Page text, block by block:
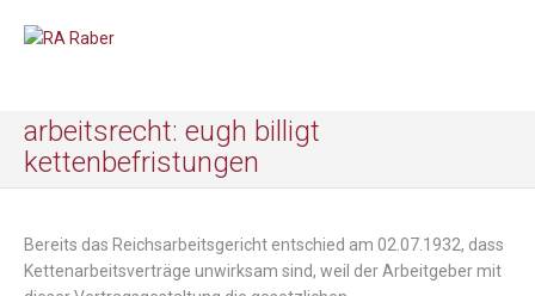
arbeitsrecht: eugh billigt
kettenbefristungen
Bereits das Reichsarbeitsgericht entschied am 02.07.1932, dass
Kettenarbeitsverträge unwirksam sind, weil der Arbeitgeber mit